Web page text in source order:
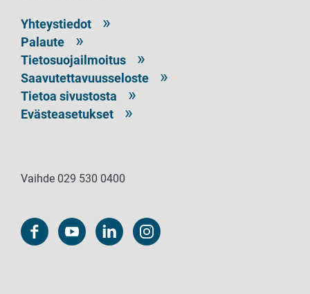
Yhteystiedot
Palaute
Tietosuojailmoitus
Saavutettavuusseloste
Tietoa sivustosta
Evästeasetukset
Vaihde 029 530 0400